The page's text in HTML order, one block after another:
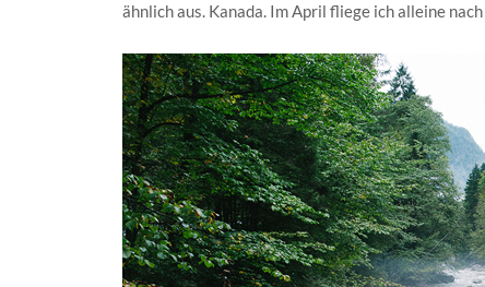
ähnlich aus. Kanada. Im April fliege ich alleine